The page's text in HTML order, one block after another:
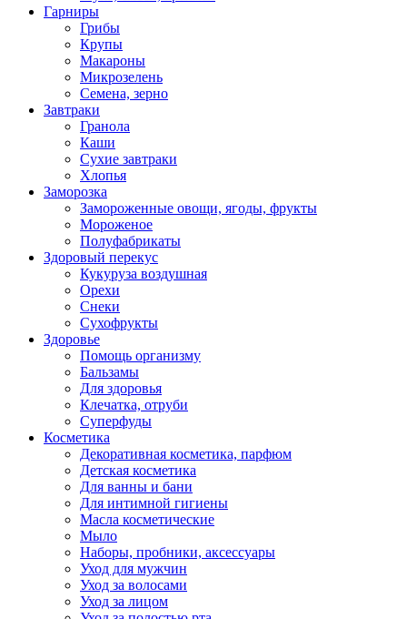
Гарниры
Грибы
Крупы
Макароны
Микрозелень
Семена, зерно
Завтраки
Гранола
Каши
Сухие завтраки
Хлопья
Заморозка
Замороженные овощи, ягоды, фрукты
Мороженое
Полуфабрикаты
Здоровый перекус
Кукуруза воздушная
Орехи
Снеки
Сухофрукты
Здоровье
Помощь организму
Бальзамы
Для здоровья
Клечатка, отруби
Суперфуды
Косметика
Декоративная косметика, парфюм
Детская косметика
Для ванны и бани
Для интимной гигиены
Масла косметические
Мыло
Наборы, пробники, аксессуары
Уход для мужчин
Уход за волосами
Уход за лицом